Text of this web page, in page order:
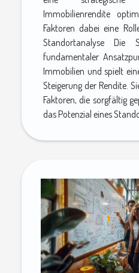
Immobilienrendite
Faktoren dabei eine
Standortanalyse Die
fundamentaler
Immobilien und spielt
Steigerung der Rendite.
Faktoren, die sorgfältig
das Potenzial eines